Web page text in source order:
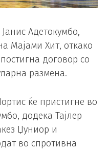
Адетокумбо,
Мајами Хит, откако
договор со
размена.
ќе пристигне во
додека Тајлер
Џуниор и
во спротивна